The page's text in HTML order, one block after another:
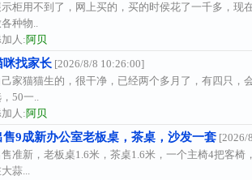
示柜用不到了，网上买的，买的时侯花了一千多，现
各种物..
人:阿贝
咪找家长 [2026/8/8 10:26:00]
己家猫猫生的，很干净，已经两个多月了，有四只，
50一..
人:阿贝
售9成新办公室老板桌，茶桌，沙发一套 [2026/
售准新，老板桌1.6米，茶桌1.6米，一个主椅4把客
蒜...